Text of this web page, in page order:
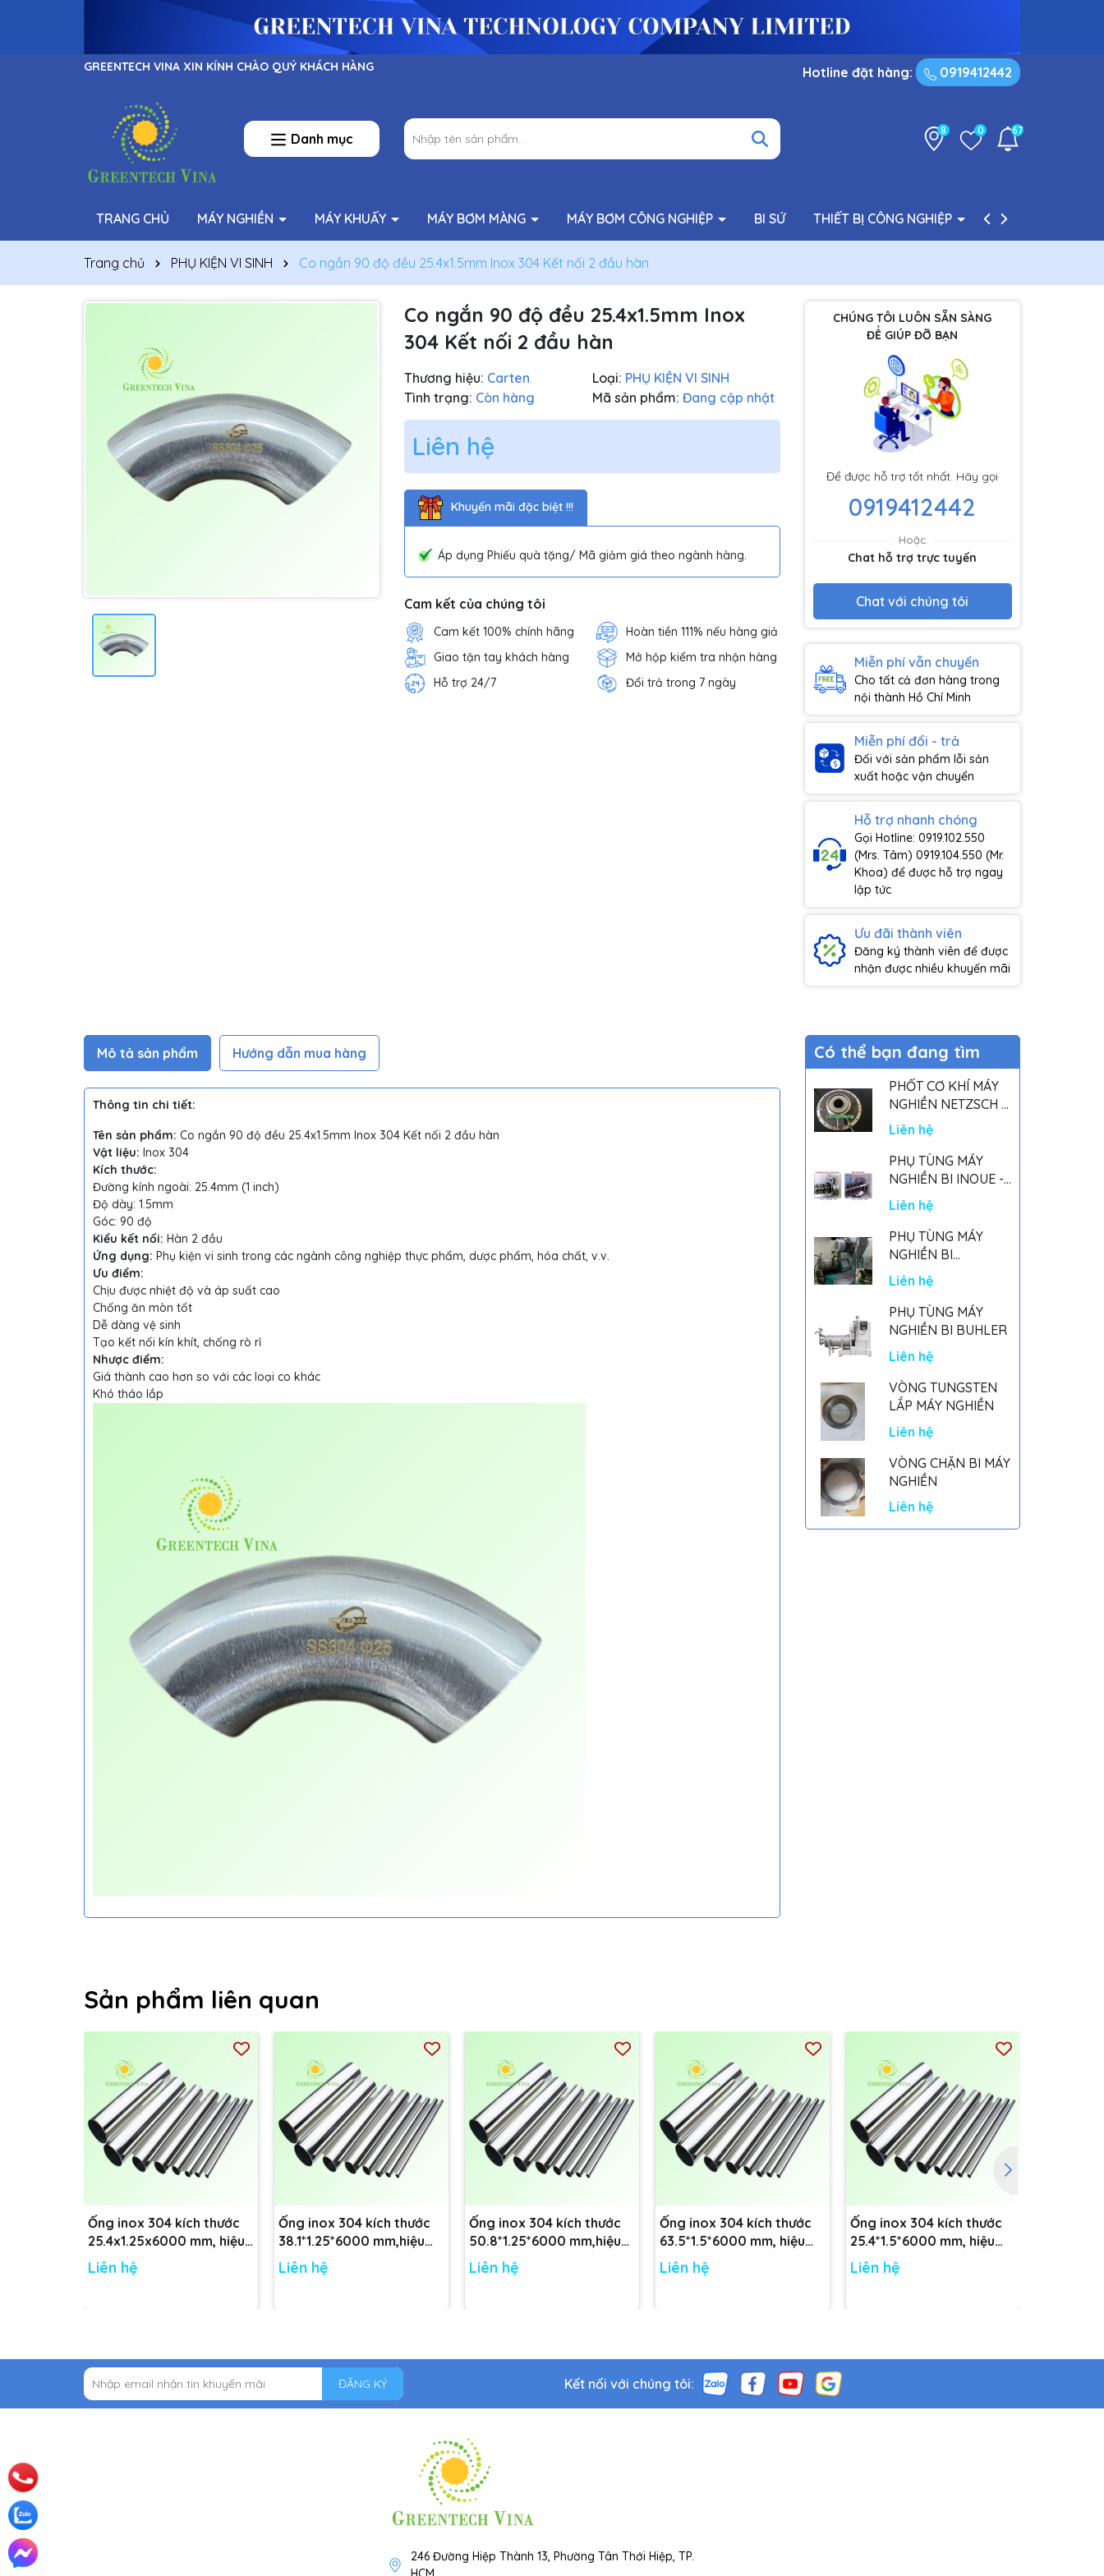
GREENTECH VINA XIN KÍNH CHÀO QUÝ KHÁCH HÀNG Hotline đặt hàng: 0919412442
Danh mục
8 0 67
TRANG CHỦ MÁY NGHIỀN MÁY KHUẤY MÁY BƠM MÀNG MÁY BƠM CÔNG NGHIỆP BI SỨ THIẾT BỊ CÔNG NGHIỆP PHỤ TÙNG BƠM
Trang chủ PHỤ KIỆN VI SINH Co ngắn 90 độ đều 25.4x1.5mm Inox 304 Kết nối 2 đầu hàn
Co ngắn 90 độ đều 25.4x1.5mm Inox
304 Kết nối 2 đầu hàn
Thương hiệu: Carten Loại: PHỤ KIỆN VI SINH
Tình trạng: Còn hàng Mã sản phẩm: Đang cập nhật
Liên hệ
Khuyến mãi đặc biệt !!!
Áp dụng Phiếu quà tặng/ Mã giảm giá theo ngành hàng.
Cam kết của chúng tôi
Cam kết 100% chính hãng
Hoàn tiền 111% nếu hàng giả
Giao tận tay khách hàng
Mở hộp kiểm tra nhận hàng
Hỗ trợ 24/7
Đổi trả trong 7 ngày
CHÚNG TÔI LUÔN SẴN SÀNG
ĐỂ GIÚP ĐỠ BẠN
Để được hỗ trợ tốt nhất. Hãy gọi
0919412442
Hoặc
Chat hỗ trợ trực tuyến
Chat với chúng tôi
Miễn phí vẫn chuyển
Cho tất cả đơn hàng trong
nội thành Hồ Chí Minh
Miễn phí đổi - trả
Đối với sản phẩm lỗi sản
xuất hoặc vận chuyển
Hỗ trợ nhanh chóng
Gọi Hotline: 0919.102.550
(Mrs. Tâm) 0919.104.550 (Mr.
Khoa) để được hỗ trợ ngay
lập tức
Ưu đãi thành viên
Đăng ký thành viên để được
nhận được nhiều khuyến mãi
Mô tả sản phẩm Hướng dẫn mua hàng
Thông tin chi tiết:
Tên sản phẩm: Co ngắn 90 độ đều 25.4x1.5mm Inox 304 Kết nối 2 đầu hàn
Vật liệu: Inox 304
Kích thước:
Đường kính ngoài: 25.4mm (1 inch)
Độ dày: 1.5mm
Góc: 90 độ
Kiểu kết nối: Hàn 2 đầu
Ứng dụng: Phụ kiện vi sinh trong các ngành công nghiệp thực phẩm, dược phẩm, hóa chất, v.v.
Ưu điểm:
Chịu được nhiệt độ và áp suất cao
Chống ăn mòn tốt
Dễ dàng vệ sinh
Tạo kết nối kín khít, chống rò rỉ
Nhược điểm:
Giá thành cao hơn so với các loại co khác
Khó tháo lắp
Có thể bạn đang tìm
PHỐT CƠ KHÍ MÁY
NGHIỀN NETZSCH -
GERMANY
Liên hệ
PHỤ TÙNG MÁY
NGHIỀN BI INOUE -
PARTS FOR MHGII-
50 MIGHTY MILL
MARK II
Liên hệ
PHỤ TÙNG MÁY
NGHIỀN BI
NETSZCH
Liên hệ
PHỤ TÙNG MÁY
NGHIỀN BI BUHLER
Liên hệ
VÒNG TUNGSTEN
LẮP MÁY NGHIỀN
Liên hệ
VÒNG CHẶN BI MÁY
NGHIỀN
Liên hệ
Sản phẩm liên quan
Ống inox 304 kích thước
25.4x1.25x6000 mm, hiệu
CARTEN PIPE
Liên hệ
Ống inox 304 kích thước
38.1*1.25*6000 mm,hiệu
CARTEN PIPE
Liên hệ
Ống inox 304 kích thước
50.8*1.25*6000 mm,hiệu
CARTEN PIPE
Liên hệ
Ống inox 304 kích thước
63.5*1.5*6000 mm, hiệu
CARTEN PIPE
Liên hệ
Ống inox 304 kích thước
25.4*1.5*6000 mm, hiệu
CARTEN PIPE
Liên hệ
ĐĂNG KÝ Kết nối với chúng tôi:
246 Đường Hiệp Thành 13, Phường Tân Thới Hiệp, TP.